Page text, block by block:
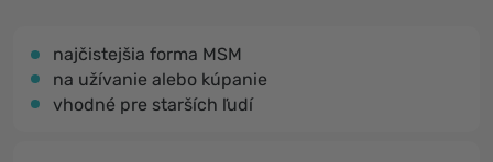
najčistejšia forma MSM
na užívanie alebo kúpanie
vhodné pre starších ľudí